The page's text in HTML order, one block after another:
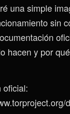
una simple
sin
hacen y por
oficial: